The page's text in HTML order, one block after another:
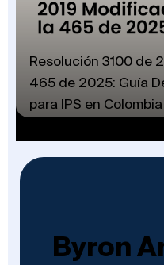
Resolución 3100 de
465 de 2025: Guía
para IPS en Colombia
Byron